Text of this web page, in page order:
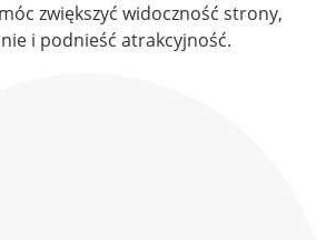
zwiększyć widoczność strony,
i podnieść atrakcyjność.